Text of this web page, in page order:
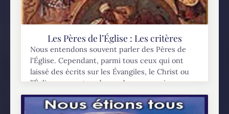
Les Pères de l’Église : Les critères
Nous entendons souvent parler des Pères de
l’Église. Cependant, parmi tous ceux qui ont
laissé des écrits sur les Évangiles, le Christ ou
l’Église, on peut se demander pourquoi un...